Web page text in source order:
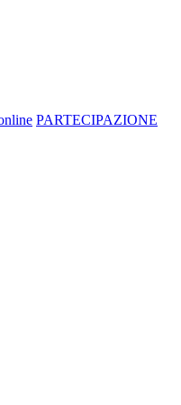
PARTECIPAZIONE